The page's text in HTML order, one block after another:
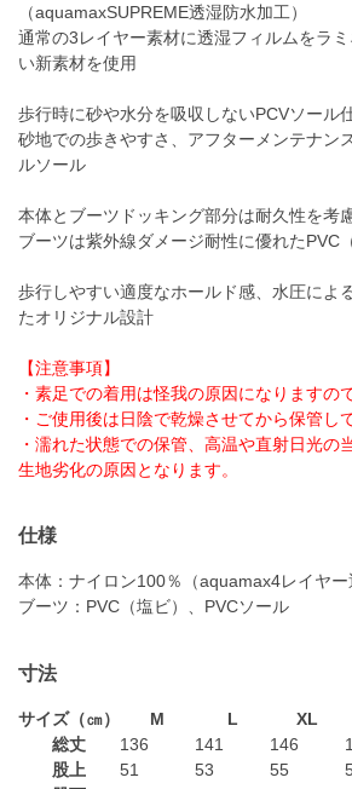
（aquamaxSUPREME透湿防水加工）
通常の3レイヤー素材に透湿フィルムをラ
い新素材を使用
歩行時に砂や水分を吸収しないPCVソール
砂地での歩きやすさ、アフターメンテナン
ルソール
本体とブーツドッキング部分は耐久性を考
ブーツは紫外線ダメージ耐性に優れたPVC
歩行しやすい適度なホールド感、水圧によ
たオリジナル設計
【注意事項】
・素足での着用は怪我の原因になりますの
・ご使用後は日陰で乾燥させてから保管し
・濡れた状態での保管、高温や直射日光の
生地劣化の原因となります。
仕様
本体：ナイロン100％（aquamax4レイヤー
ブーツ：PVC（塩ビ）、PVCソール
寸法
サイズ（㎝） M L XL
総丈
136 141 146
股上
51 53 55